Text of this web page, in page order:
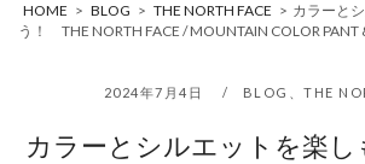
HOME > BLOG > THE NORTH FACE > カラーと
う！ THE NORTH FACE / MOUNTAIN COLOR PANT
2024年7月4日 BLOG 、THE
カラーとシルエットを楽